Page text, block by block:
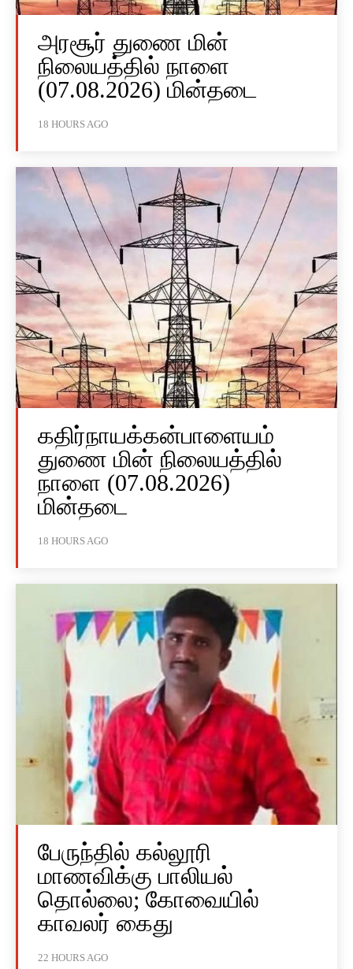
அரசூர் துணை மின்
நிலையத்தில் நாளை
(07.08.2026) மின்தடை
18 HOURS AGO
கதிர்நாயக்கன்பாளையம்
துணை மின் நிலையத்தில்
நாளை (07.08.2026)
மின்தடை
18 HOURS AGO
பேருந்தில் கல்லூரி
மாணவிக்கு பாலியல்
தொல்லை; கோவையில்
காவலர் கைது
22 HOURS AGO